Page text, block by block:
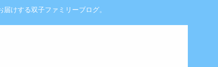
けする双子ファミリーブログ。